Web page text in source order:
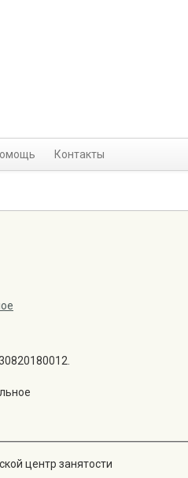
Контакты
центр занятости